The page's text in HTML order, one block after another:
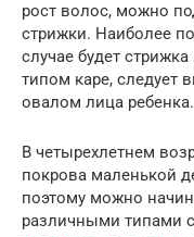
рост волос, можно
стрижки. Наиболее
случае будет
типом каре, следует
овалом лица ребенка.
В четырехлетнем
покрова маленькой
поэтому можно
различными типами